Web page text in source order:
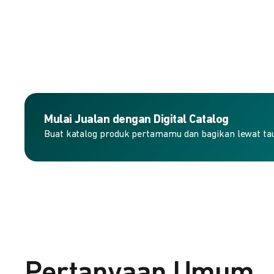
Mulai Jualan dengan Digital Catalog
Buat katalog produk pertamamu dan bagikan lewat